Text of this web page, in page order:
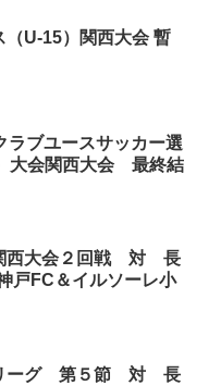
（U-15）関西大会 暫
ラブユースサッカー選
大会関西大会 最終結
西大会２回戦 対 長
FC＆イルソーレ小
ーグ 第５節 対 長